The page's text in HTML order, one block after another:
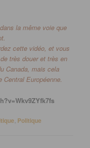
la même voie que
cette vidéo, et vous
très douer et très en
Canada, mais cela
Central Européenne.
Politique